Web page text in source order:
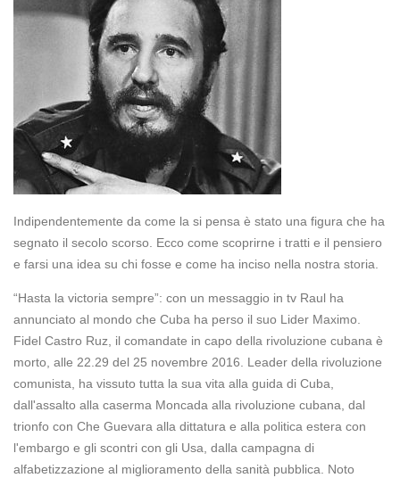
Indipendentemente da come la si pensa è stato una figura che ha
segnato il secolo scorso. Ecco come scoprirne i tratti e il pensiero
e farsi una idea su chi fosse e come ha inciso nella nostra storia.
“Hasta la victoria sempre”: con un messaggio in tv Raul ha
annunciato al mondo che Cuba ha perso il suo Lider Maximo.
Fidel Castro Ruz, il comandate in capo della rivoluzione cubana è
morto, alle 22.29 del 25 novembre 2016. Leader della rivoluzione
comunista, ha vissuto tutta la sua vita alla guida di Cuba,
dall'assalto alla caserma Moncada alla rivoluzione cubana, dal
trionfo con Che Guevara alla dittatura e alla politica estera con
l'embargo e gli scontri con gli Usa, dalla campagna di
alfabetizzazione al miglioramento della sanità pubblica. Noto